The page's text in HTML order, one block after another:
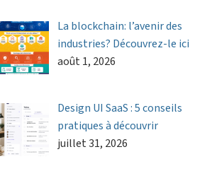
La blockchain: l’avenir des
industries? Découvrez-le ici
août 1, 2026
Design UI SaaS : 5 conseils
pratiques à découvrir
juillet 31, 2026